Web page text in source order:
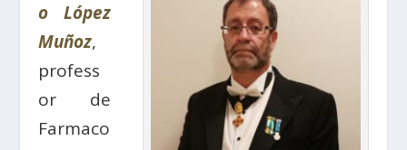
o López
Muñoz,
profess
or de
Farmaco